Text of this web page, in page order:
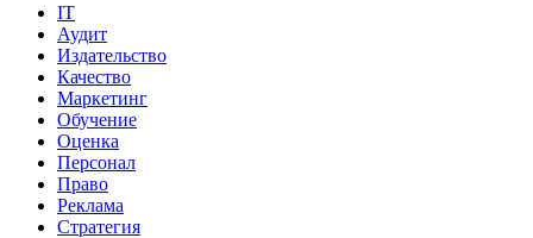
IT
Аудит
Издательство
Качество
Маркетинг
Обучение
Оценка
Персонал
Право
Реклама
Стратегия